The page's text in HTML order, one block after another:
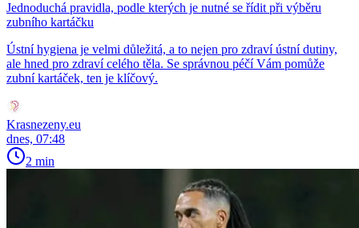
Jednoduchá pravidla, podle kterých je nutné se řídit při výběru
zubního kartáčku
Ústní hygiena je velmi důležitá, a to nejen pro zdraví ústní dutiny,
ale hned pro zdraví celého těla. Se správnou péčí Vám pomůže
zubní kartáček, ten je klíčový.
Krasnezeny.eu
dnes, 07:48
2 min